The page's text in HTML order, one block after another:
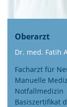
Oberarzt
Dr. med. Fatih
Facharzt für
Manuelle
Notfallmedizin
Basiszertifikat